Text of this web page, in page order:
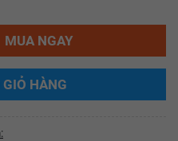
MUA NGAY
HÀNG